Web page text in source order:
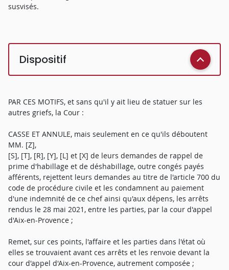
susvisés.
Dispositif
PAR CES MOTIFS, et sans qu'il y ait lieu de statuer sur les
autres griefs, la Cour :
CASSE ET ANNULE, mais seulement en ce qu'ils déboutent
MM. [Z],
[S], [T], [R], [Y], [L] et [X] de leurs demandes de rappel de
prime d'habillage et de déshabillage, outre congés payés
afférents, rejettent leurs demandes au titre de l'article 700 du
code de procédure civile et les condamnent au paiement
d'une indemnité de ce chef ainsi qu'aux dépens, les arrêts
rendus le 28 mai 2021, entre les parties, par la cour d'appel
d'Aix-en-Provence ;
Remet, sur ces points, l'affaire et les parties dans l'état où
elles se trouvaient avant ces arrêts et les renvoie devant la
cour d'appel d'Aix-en-Provence, autrement composée ;